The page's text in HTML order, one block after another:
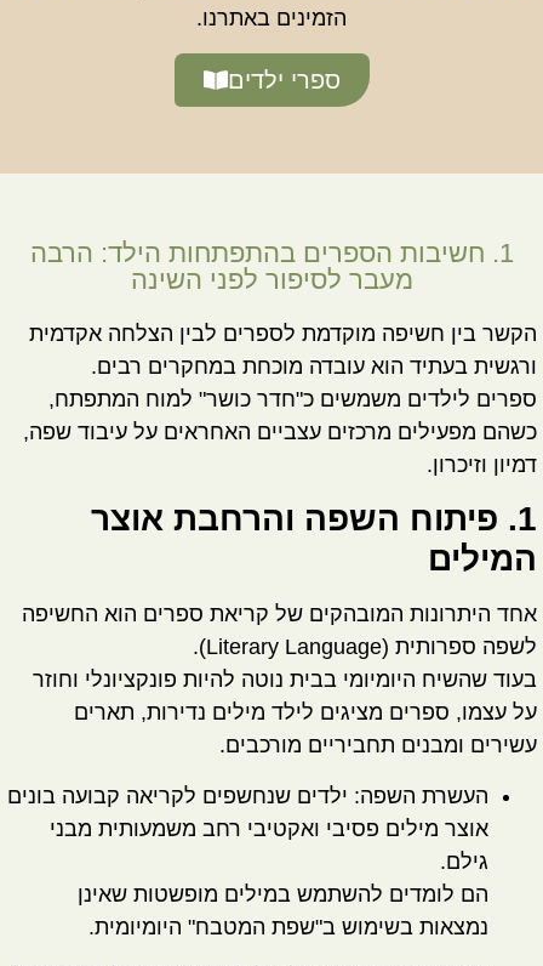
הזמינים באתרנו.
ספרי ילדים
1. חשיבות הספרים בהתפתחות הילד: הרבה
מעבר לסיפור לפני השינה
הקשר בין חשיפה מוקדמת לספרים לבין הצלחה אקדמית
ורגשית בעתיד הוא עובדה מוכחת במחקרים רבים.
ספרים לילדים משמשים כ"חדר כושר" למוח המתפתח,
כשהם מפעילים מרכזים עצביים האחראים על עיבוד שפה,
דמיון וזיכרון.
1. פיתוח השפה והרחבת אוצר
המילים
אחד היתרונות המובהקים של קריאת ספרים הוא החשיפה
לשפה ספרותית (Literary Language)
.
בעוד שהשיח היומיומי בבית נוטה להיות פונקציונלי וחוזר
על עצמו, ספרים מציגים לילד מילים נדירות, תארים
עשירים ומבנים תחביריים מורכבים.
העשרת השפה: ילדים שנחשפים לקריאה קבועה בונים
אוצר מילים פסיבי ואקטיבי רחב משמעותית מבני
גילם.
הם לומדים להשתמש במילים מופשטות שאינן
נמצאות בשימוש ב"שפת המטבח" היומיומית.